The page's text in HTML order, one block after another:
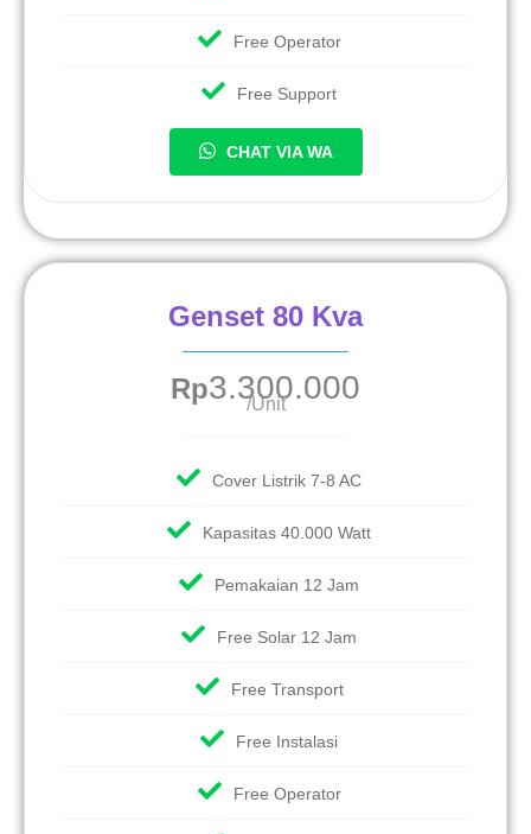
Free Operator
Free Support
CHAT VIA WA
Genset 80 Kva
Rp3.300.000
/Unit
Cover Listrik 7-8 AC
Kapasitas 40.000 Watt
Pemakaian 12 Jam
Free Solar 12 Jam
Free Transport
Free Instalasi
Free Operator